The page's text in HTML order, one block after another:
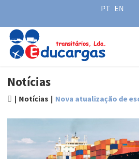
PT EN
Notícias
Notícias Nova atualização de